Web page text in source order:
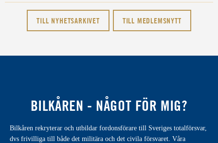
TILL NYHETSARKIVET TILL MEDLEMSNYTT
BILKÅREN - NÅGOT FÖR MIG?
Bilkåren rekryterar och utbildar fordonsförare till Sveriges totalförsvar,
dvs frivilliga till både det militära och det civila försvaret. Våra